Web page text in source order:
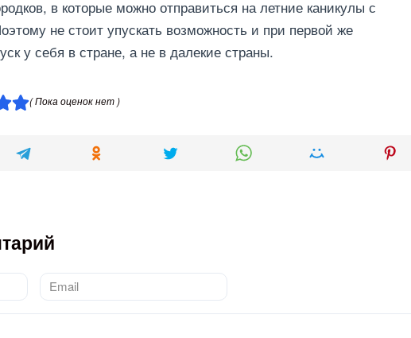
в которые можно отправиться на летние каникулы с
не стоит упускать возможность и при первой же
у себя в стране, а не в далекие страны.
( Пока оценок нет )
Email
*